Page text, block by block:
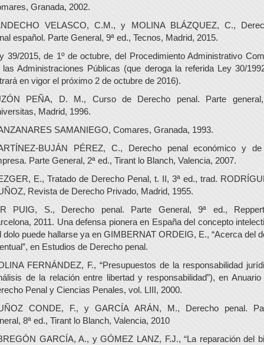
Granada, 2002.
VELASCO, C.M., y MOLINA BLÁZQUEZ, C.,
español. Parte General, 9ª ed., Tecnos, Madrid, 2015.
39/2015, de 1º de octubre, del Procedimiento Administrativo
las Administraciones Públicas (que deroga la referida Ley 30/
en vigor el próximo 2 de octubre de 2016).
PEÑA, D. M., Curso de Derecho penal. Parte
Madrid, 1996.
SAMANIEGO, Comares, Granada, 1993.
BUJÁN PÉREZ, C., Derecho penal económico y
Parte General, 2ª ed., Tirant lo Blanch, Valencia, 2007.
E., Tratado de Derecho Penal, t. II, 3ª ed., trad.
Revista de Derecho Privado, Madrid, 1955.
PUIG, S., Derecho penal. Parte General, 9ª ed.,
2011. Una defensa pionera en España del concepto
dolo puede hallarse ya en GIMBERNAT ORDEIG, E., “Acerca del
en Estudios de Derecho penal.
FERNÁNDEZ, F., “Presupuestos de la responsabilidad
de la relación entre libertad y responsabilidad”), en Anuario
Penal y Ciencias Penales, vol. LIII, 2000.
CONDE, F., y GARCÍA ARÁN, M., Derecho penal.
8ª ed., Tirant lo Blanch, Valencia, 2010
GARCÍA, A., y GÓMEZ LANZ, F.J., “La reparación del